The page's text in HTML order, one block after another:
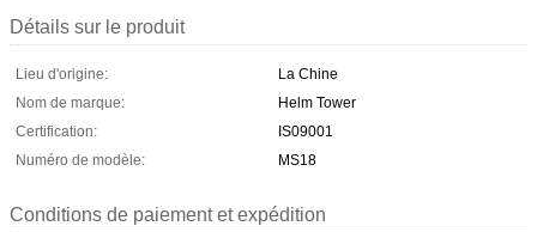
Détails sur le produit
Lieu d'origine:
La Chine
Nom de marque:
Helm Tower
Certification:
IS09001
Numéro de modèle:
MS18
Conditions de paiement et expédition